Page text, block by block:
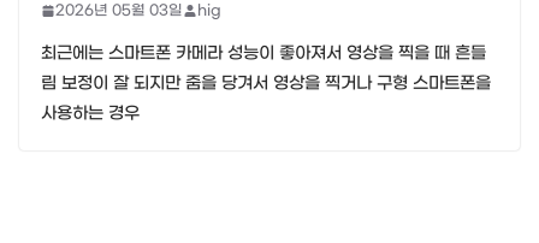
2026년 05월 03일 hig
최근에는 스마트폰 카메라 성능이 좋아져서 영상을 찍을 때 흔들
림 보정이 잘 되지만 줌을 당겨서 영상을 찍거나 구형 스마트폰을
사용하는 경우